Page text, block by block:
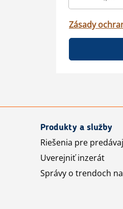
Zásady
Produkty a služby
Riešenia pre
Uverejniť inzerát
Správy o trendoch